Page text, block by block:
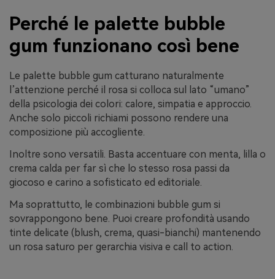
Perché le palette bubble
gum funzionano così bene
Le palette bubble gum catturano naturalmente
l’attenzione perché il rosa si colloca sul lato “umano”
della psicologia dei colori: calore, simpatia e approccio.
Anche solo piccoli richiami possono rendere una
composizione più accogliente.
Inoltre sono versatili. Basta accentuare con menta, lilla o
crema calda per far sì che lo stesso rosa passi da
giocoso e carino a sofisticato ed editoriale.
Ma soprattutto, le combinazioni bubble gum si
sovrappongono bene. Puoi creare profondità usando
tinte delicate (blush, crema, quasi-bianchi) mantenendo
un rosa saturo per gerarchia visiva e call to action.